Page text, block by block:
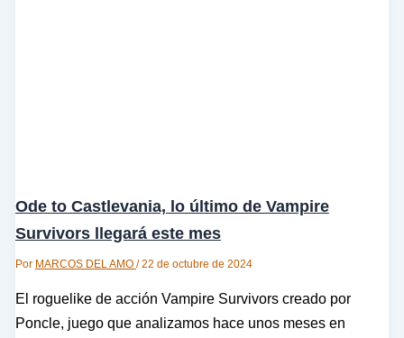
Ode to Castlevania, lo último de Vampire
Survivors llegará este mes
Por MARCOS DEL AMO /22 de octubre de 2024
El roguelike de acción Vampire Survivors creado por
Poncle, juego que analizamos hace unos meses en